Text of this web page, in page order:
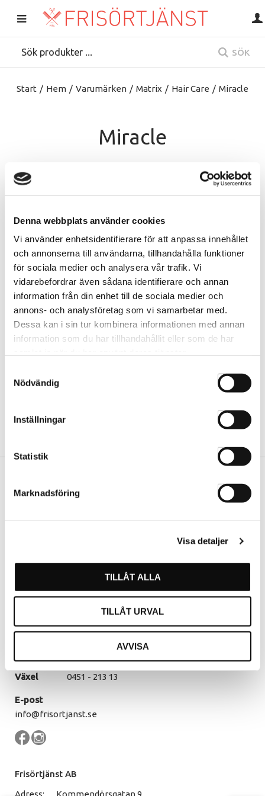
Denna webbplats använder cookies
Vi använder enhetsidentifierare för att anpassa innehållet
och annonserna till användarna, tillhandahålla funktioner
för sociala medier och analysera vår trafik. Vi
vidarebefordrar även sådana identifierare och annan
information från din enhet till de sociala medier och
annons- och analysföretag som vi samarbetar med.
Dessa kan i sin tur kombinera informationen med annan
information som du har tillhandahållit eller som de har
Nödvändig
Inställningar
Statistik
Marknadsföring
Visa detaljer
TILLÅT ALLA
TILLÅT URVAL
AVVISA
SÖK
Start / Hem / Varumärken / Matrix / Hair Care / Miracle
Miracle
Matrix Miracle Creator Spray
200ml
35480155
Vår butik
Öppettider
Måndag - Torsdag 07.30 - 16.00
07.30 - 14.30
Växel 0451 - 213 13
E-post
info@frisortjanst.se
Frisörtjänst AB